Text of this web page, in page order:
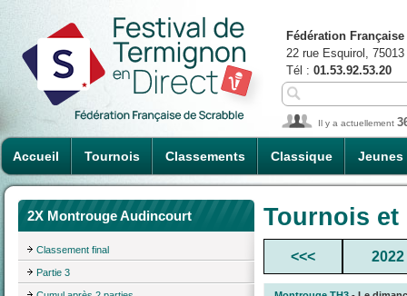
Accueil Tournois Classements Classique Jeunes
Fédération
22 rue Esquirol,
Tél : 01.53.92.53.20
Il y a actuellement
2X Montrouge Audincourt
Classement final
Partie 3
Tournois
<<< 2022